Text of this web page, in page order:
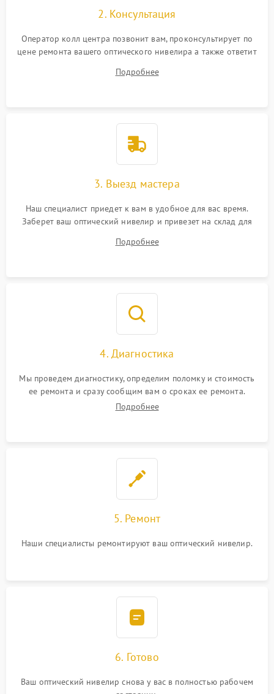
2. Консультация
Оператор колл центра позвонит вам, проконсультирует по
цене ремонта вашего оптического нивелира а также ответит
Подробнее
3. Выезд мастера
Наш специалист приедет к вам в удобное для вас время.
Заберет ваш оптический нивелир и привезет на склад для
Подробнее
4. Диагностика
Мы проведем диагностику, определим поломку и стоимость
ее ремонта и сразу сообщим вам о сроках ее ремонта.
Подробнее
5. Ремонт
Наши специалисты ремонтируют ваш оптический нивелир.
6. Готово
Ваш оптический нивелир снова у вас в полностью рабочем